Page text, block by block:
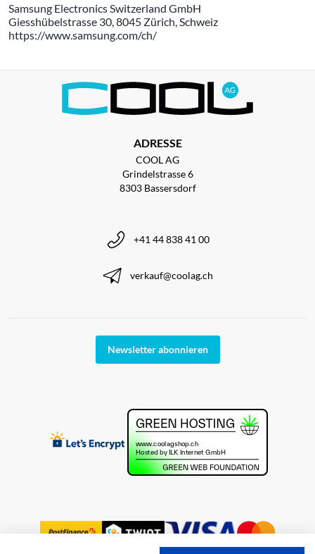
Samsung Electronics Switzerland GmbH
Giesshübelstrasse 30, 8045 Zürich, Schweiz
https://www.samsung.com/ch/
ADRESSE
COOL AG
Grindelstrasse 6
8303 Bassersdorf
+41 44 838 41 00
verkauf@coolag.ch
Newsletter abonnieren